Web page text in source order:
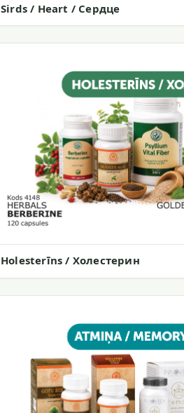
Sirds / Heart / Сердце
Holesterīns / Холестерин